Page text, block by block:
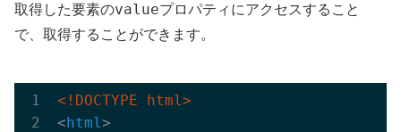
取得した要素のvalueプロパティにアクセスすること
で、取得することができます。
<!DOCTYPE html>
<html >